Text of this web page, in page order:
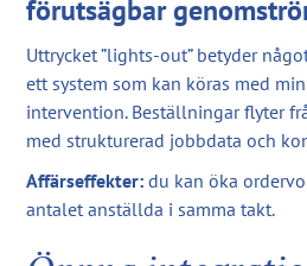
förutsägbar
Uttrycket ”lights-out” betyder
ett system som kan köras med
intervention. Beställningar flyter
med strukturerad jobbdata och
Affärseffekter: du kan öka
antalet anställda i samma takt.